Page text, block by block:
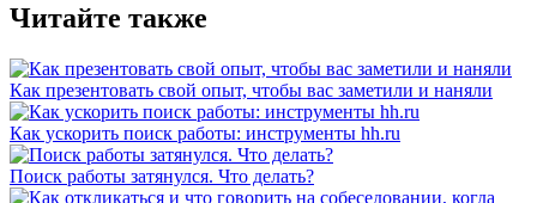
Читайте также
Как презентовать свой опыт, чтобы вас заметили и наняли
Как ускорить поиск работы: инструменты hh.ru
Поиск работы затянулся. Что делать?